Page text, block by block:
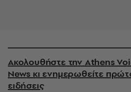
Ακολουθήστε την Athens
News κι ενημερωθείτε
ειδήσεις